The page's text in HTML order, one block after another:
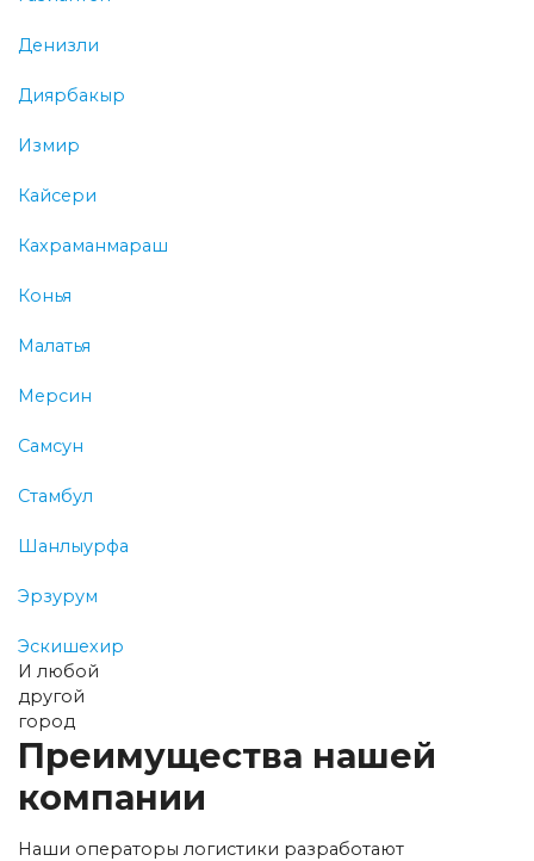
Денизли
Диярбакыр
Измир
Кайсери
Кахраманмараш
Конья
Малатья
Мерсин
Самсун
Стамбул
Шанлыурфа
Эрзурум
Эскишехир
И любой
другой
город
Преимущества нашей
компании
Наши операторы логистики разработают